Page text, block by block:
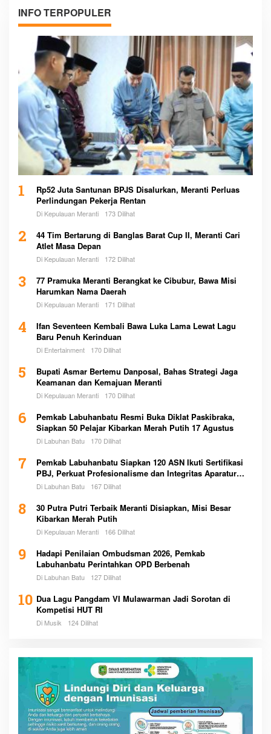
INFO TERPOPULER
1
Rp52 Juta Santunan BPJS Disalurkan, Meranti Perluas
Perlindungan Pekerja Rentan
Di Kepulauan Meranti 173 Dilihat
2
44 Tim Bertarung di Banglas Barat Cup II, Meranti Cari
Atlet Masa Depan
Di Kepulauan Meranti 172 Dilihat
3
77 Pramuka Meranti Berangkat ke Cibubur, Bawa Misi
Harumkan Nama Daerah
Di Kepulauan Meranti 171 Dilihat
4
Ifan Seventeen Kembali Bawa Luka Lama Lewat Lagu
Baru Penuh Kerinduan
Di Entertainment 170 Dilihat
5
Bupati Asmar Bertemu Danposal, Bahas Strategi Jaga
Keamanan dan Kemajuan Meranti
Di Kepulauan Meranti 170 Dilihat
6
Pemkab Labuhanbatu Resmi Buka Diklat Paskibraka,
Siapkan 50 Pelajar Kibarkan Merah Putih 17 Agustus
Di Labuhan Batu 170 Dilihat
7
Pemkab Labuhanbatu Siapkan 120 ASN Ikuti Sertifikasi
PBJ, Perkuat Profesionalisme dan Integritas Aparatur
Pemerintah
Di Labuhan Batu 167 Dilihat
8
30 Putra Putri Terbaik Meranti Disiapkan, Misi Besar
Kibarkan Merah Putih
Di Kepulauan Meranti 166 Dilihat
9
Hadapi Penilaian Ombudsman 2026, Pemkab
Labuhanbatu Perintahkan OPD Berbenah
Di Labuhan Batu 127 Dilihat
10 Dua Lagu Pangdam VI Mulawarman Jadi Sorotan di
Kompetisi HUT RI
Di Musik 124 Dilihat